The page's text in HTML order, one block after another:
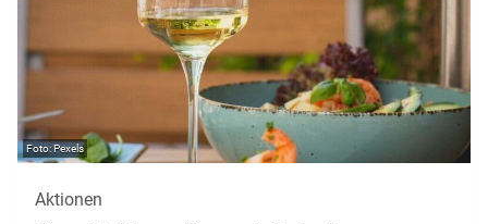
Pexels
Aktionen